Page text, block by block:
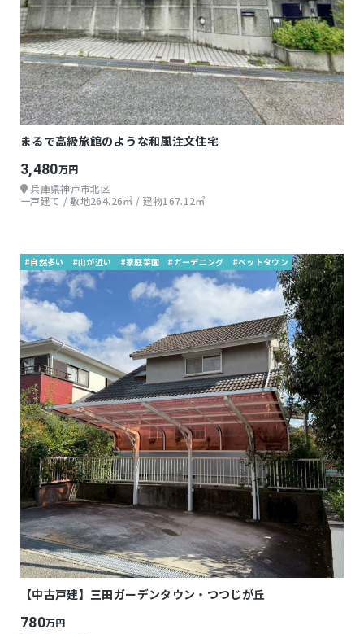
まるで高級旅館のような和風注文住宅
3,480万円
兵庫県神戸市北区
一戸建て / 敷地264.26㎡ / 建物167.12㎡
#自然多い #山が近い #家庭菜園 #ガーデニング #ベットタウン
【中古戸建】三田ガーデンタウン・つつじが丘
780万円